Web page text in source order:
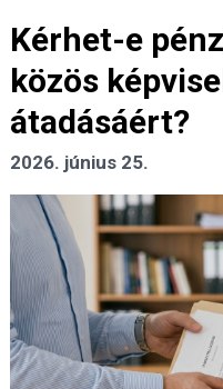
Kérhet-e
közös
átadásáért?
2026. június 25.